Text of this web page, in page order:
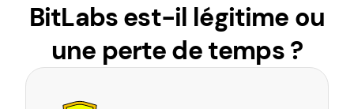
BitLabs est-il légitime ou
une perte de temps ?